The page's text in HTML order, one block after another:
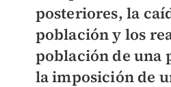
posteriores, la
población y los
población de una
la imposición de